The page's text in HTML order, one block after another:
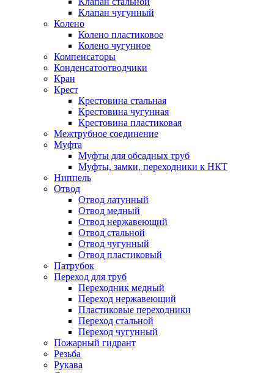
Клапан чугунный
Колено
Колено пластиковое
Колено чугунное
Компенсаторы
Конденсатоотводчики
Кран
Крест
Крестовина стальная
Крестовина чугунная
Крестовина пластиковая
Межтрубное соединение
Муфта
Муфты для обсадных труб
Муфты, замки, переходники к НКТ
Ниппель
Отвод
Отвод латунный
Отвод медный
Отвод нержавеющий
Отвод стальной
Отвод чугунный
Отвод пластиковый
Патрубок
Переход для труб
Переходник медный
Переход нержавеющий
Пластиковые переходники
Переход стальной
Переход чугунный
Пожарный гидрант
Резьба
Рукава